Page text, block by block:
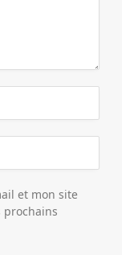
et mon site
prochains